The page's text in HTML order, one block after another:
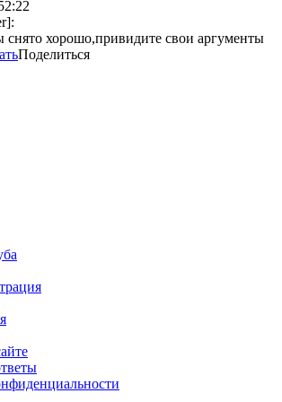
снято хорошо,привидите свои аргументы
Поделиться